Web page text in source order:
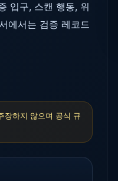
입구, 스캔 행동, 위
에서는 검증 레코드
장하지 않으며 공식 규